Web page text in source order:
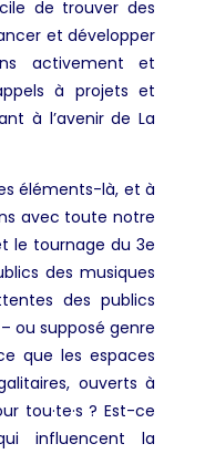
de trouver des
et développer
activement et
à projets et
à l’avenir de La
éléments-là, et à
avec toute notre
le tournage du 3e
des musiques
des publics
ou supposé genre
que les espaces
ouverts à
tou·te·s ? Est-ce
influencent la